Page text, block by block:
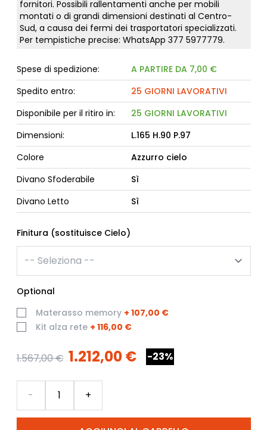
fornitori. Possibili rallentamenti anche per mobili
montati o di grandi dimensioni destinati al Centro-
Sud, a causa dei fermi dei trasportatori specializzati.
Per tempistiche precise: WhatsApp 377 5977779.
Spese di spedizione:
A PARTIRE DA 7,00 €
Spedito entro:
25 GIORNI LAVORATIVI
Disponibile per il ritiro in:
25 GIORNI LAVORATIVI
Dimensioni:
L.165 H.90 P.97
Colore
Azzurro cielo
Divano Sfoderabile
Sì
Divano Letto
Sì
Finitura (sostituisce Cielo)
Optional
Materasso memory + 107,00 €
Kit alza rete + 116,00 €
1.567,00 € 1.212,00 € -23%
- +